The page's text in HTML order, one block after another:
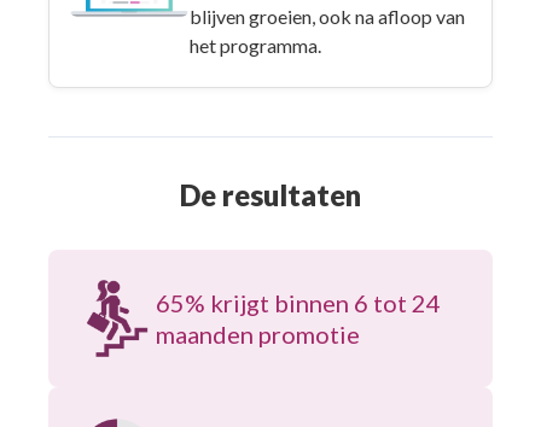
blijven groeien, ook na afloop van
het programma.
De resultaten
65% krijgt binnen 6 tot 24
maanden promotie